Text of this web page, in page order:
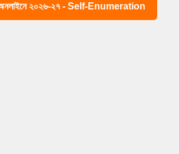
২০২৬-২৭ - Self-Enumeration